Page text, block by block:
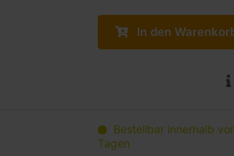
In den
Bestellbar innerhalb
Tagen